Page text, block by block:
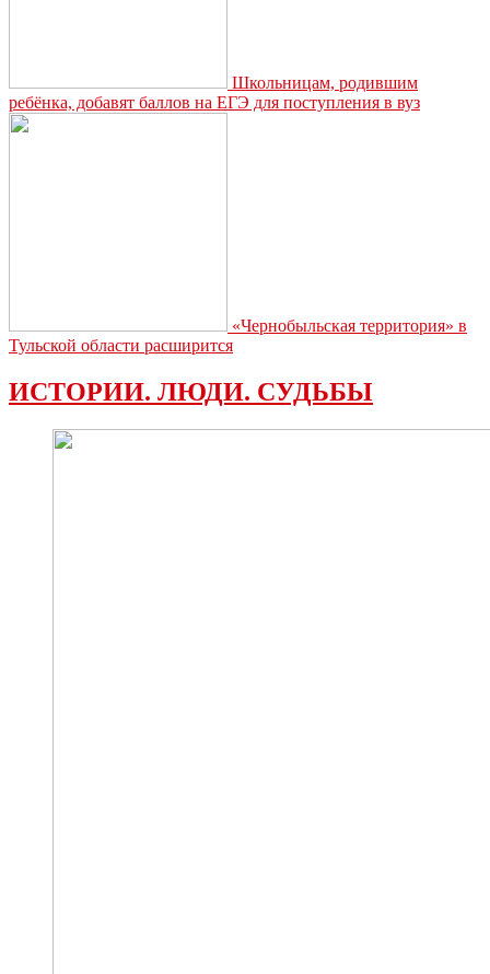
Школьницам, родившим
ребёнка, добавят баллов на ЕГЭ для поступления в вуз
«Чернобыльская территория» в
Тульской области расширится
ИСТОРИИ. ЛЮДИ. СУДЬБЫ